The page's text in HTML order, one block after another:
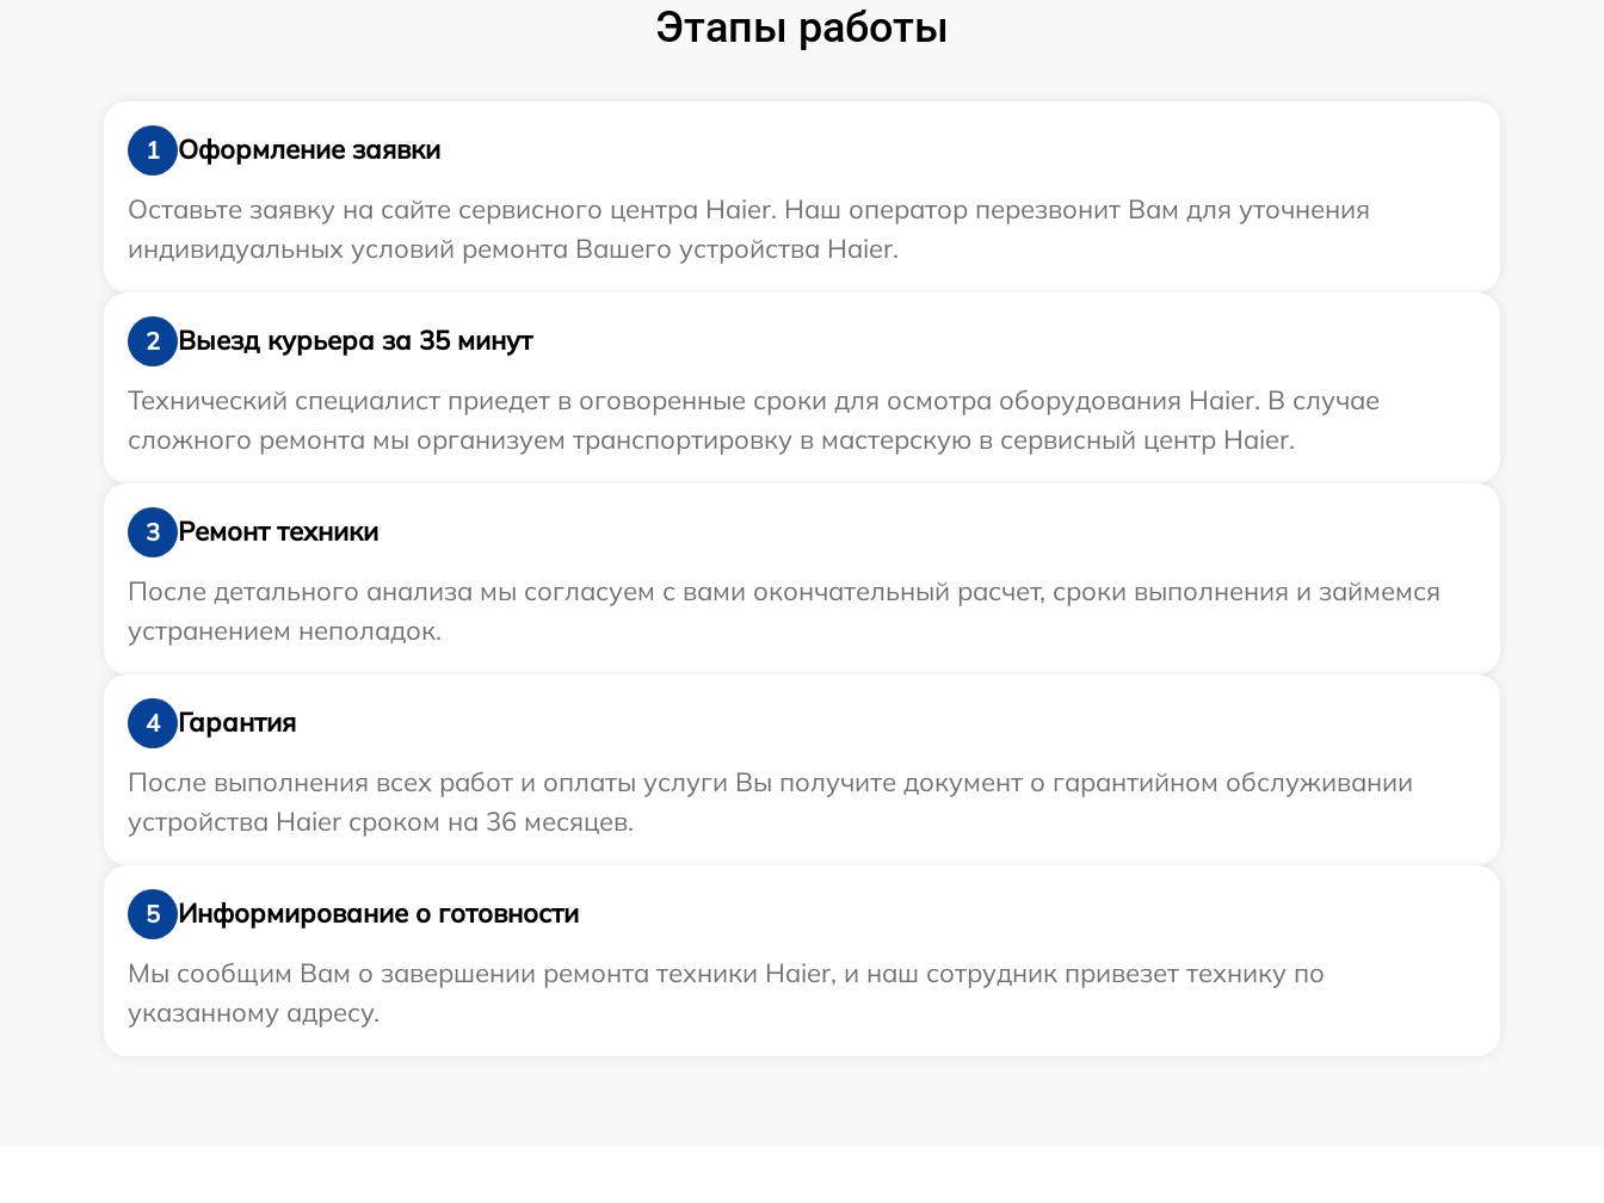
Этапы работы
1
Оформление заявки
Оставьте заявку на сайте сервисного центра Haier. Наш оператор перезвонит Вам для уточнения
индивидуальных условий ремонта Вашего устройства Haier.
2
Выезд курьера за 35 минут
Технический специалист приедет в оговоренные сроки для осмотра оборудования Haier. В случае
сложного ремонта мы организуем транспортировку в мастерскую в сервисный центр Haier.
3
Ремонт техники
После детального анализа мы согласуем с вами окончательный расчет, сроки выполнения и займемся
устранением неполадок.
4
Гарантия
После выполнения всех работ и оплаты услуги Вы получите документ о гарантийном обслуживании
устройства Haier сроком на 36 месяцев.
5
Информирование о готовности
Мы сообщим Вам о завершении ремонта техники Haier, и наш сотрудник привезет технику по
указанному адресу.